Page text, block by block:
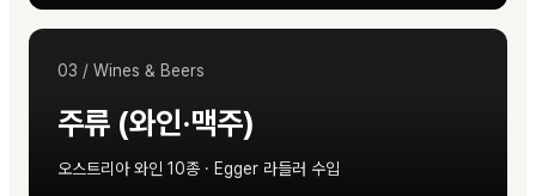
03 / Wines & Beers
주류 (와인·맥주)
오스트리아 와인 10종 · Egger 라들러 수입